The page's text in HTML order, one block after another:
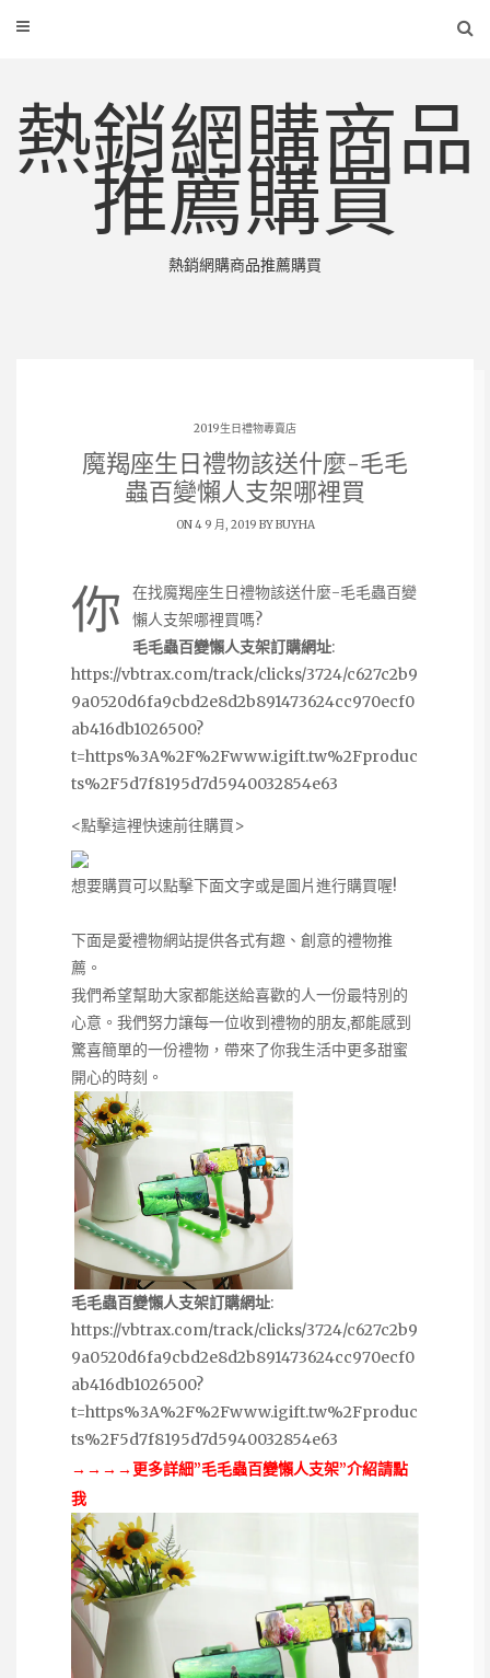
熱銷網購商品
推薦購買
熱銷網購商品推薦購買
2019生日禮物專賣店
魔羯座生日禮物該送什麼-毛毛
蟲百變懶人支架哪裡買
ON 4 9 月, 2019 BYBUYHA
你
在找魔羯座生日禮物該送什麼-毛毛蟲百變
懶人支架哪裡買嗎?
毛毛蟲百變懶人支架訂購網址:
https://vbtrax.com/track/clicks/3724/c627c2b9
9a0520d6fa9cbd2e8d2b891473624cc970ecf0
ab416db1026500?
t=https%3A%2F%2Fwww.igift.tw%2Fproduc
ts%2F5d7f8195d7d5940032854e63
<點擊這裡快速前往購買>
想要購買可以點擊下面文字或是圖片進行購買喔!
下面是愛禮物網站提供各式有趣、創意的禮物推
薦。
我們希望幫助大家都能送給喜歡的人一份最特別的
心意。我們努力讓每一位收到禮物的朋友,都能感到
驚喜簡單的一份禮物，帶來了你我生活中更多甜蜜
開心的時刻。
毛毛蟲百變懶人支架訂購網址:
https://vbtrax.com/track/clicks/3724/c627c2b9
9a0520d6fa9cbd2e8d2b891473624cc970ecf0
ab416db1026500?
t=https%3A%2F%2Fwww.igift.tw%2Fproduc
ts%2F5d7f8195d7d5940032854e63
→→→→更多詳細”毛毛蟲百變懶人支架”介紹請點
我